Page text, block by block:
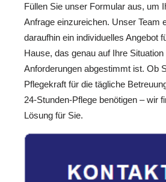
Füllen Sie unser Formular aus, um
Anfrage einzureichen. Unser Team
daraufhin ein individuelles Angebot
Hause, das genau auf Ihre Situation
Anforderungen abgestimmt ist. Ob
Pflegekraft für die tägliche
24-Stunden-Pflege benötigen – wir
Lösung für Sie.